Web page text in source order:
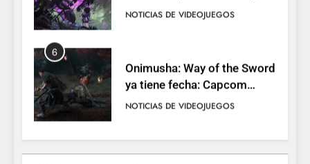
para PC y móviles
NOTICIAS DE VIDEOJUEGOS
6
Onimusha: Way of the Sword
ya tiene fecha: Capcom
lanza demo gratuita y abre
NOTICIAS DE VIDEOJUEGOS
7
No Rest for the Wicked